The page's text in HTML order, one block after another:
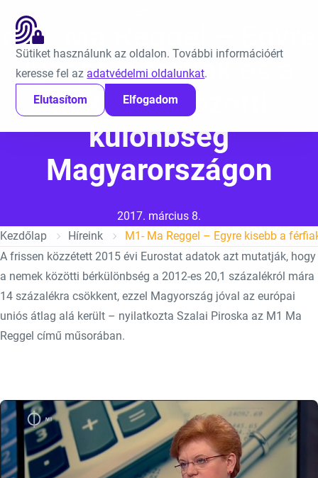
Sütiket használunk az oldalon. További információért
keresse fel az adatvédelmi oldalunkat.
Elutasítom
Elfogadom
Ugrás a tartalomra
M1- Ma Reggel – Egyre
kisebb a férfiak és a
nők bére közötti
különbség
Magyarországon
Közzétéve:
2017. március 8.
Kezdőlap
Híreink
A frissen közzétett 2015 évi Eurostat adatok azt mutatják, hogy
a nemek közötti bérkülönbség a 2012-es 20,1 százalékról mára
14 százalékra csökkent, ezzel Magyország jóval az európai
uniós átlag alá került – nyilatkozta Szalai Piroska az M1 Ma
Reggel című műsorában.